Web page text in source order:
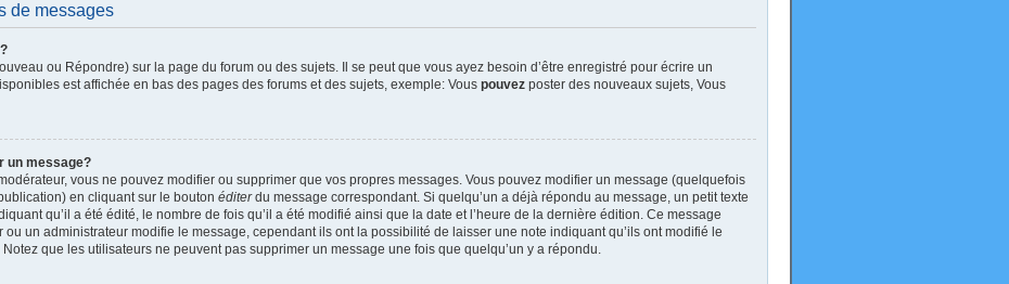
de messages
ou Répondre) sur la page du forum ou des sujets. Il se peut que vous ayez besoin d’être enregistré pour écrire un
est affichée en bas des pages des forums et des sujets, exemple: Vous pouvez poster des nouveaux sujets, Vous
un message?
vous ne pouvez modifier ou supprimer que vos propres messages. Vous pouvez modifier un message (quelquefois
en cliquant sur le bouton éditerdu message correspondant. Si quelqu’un a déjà répondu au message, un petit texte
qu’il a été édité, le nombre de fois qu’il a été modifié ainsi que la date et l’heure de la dernière édition. Ce message
ou un administrateur modifie le message, cependant ils ont la possibilité de laisser une note indiquant qu’ils ont modifié le
que les utilisateurs ne peuvent pas supprimer un message une fois que quelqu’un y a répondu.